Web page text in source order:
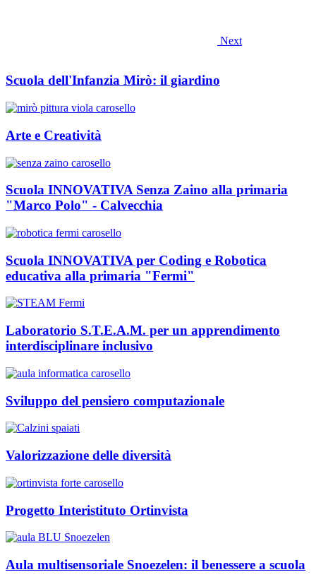
Next
Scuola dell'Infanzia Mirò: il giardino
Arte e Creatività
Scuola INNOVATIVA Senza Zaino alla primaria
"Marco Polo" - Calvecchia
Scuola INNOVATIVA per Coding e Robotica
educativa alla primaria "Fermi"
Laboratorio S.T.E.A.M. per un apprendimento
interdisciplinare inclusivo
Sviluppo del pensiero computazionale
Valorizzazione delle diversità
Progetto Interistituto Ortinvista
Aula multisensoriale Snoezelen: il benessere a scuola